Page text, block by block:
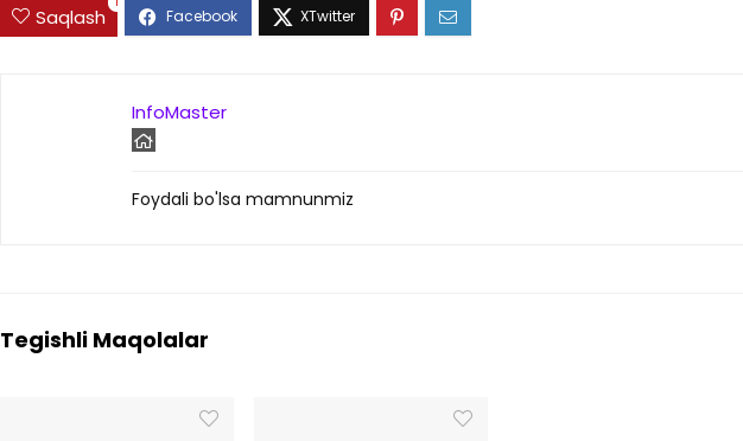
Saqlash
InfoMaster
Foydali bo'lsa mamnunmiz
Tegishli Maqolalar